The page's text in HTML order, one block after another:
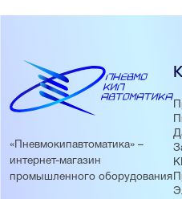
«Пневмокипавтоматика» –
интернет-магазин
промышленного оборудования